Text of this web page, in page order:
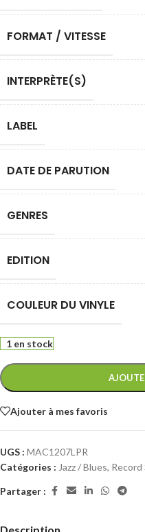
FORMAT / VITESSE
INTERPRÈTE(S)
LABEL
DATE DE PARUTION
GENRES
EDITION
COULEUR DU VINYLE
1 en stock
Ajouter à mes favoris
UGS : MAC1207LPR
Catégories : Jazz / Blues, Record
Partager :